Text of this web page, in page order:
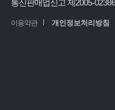
통신판매업신고 제2005-
이용약관 개인정보처리방침